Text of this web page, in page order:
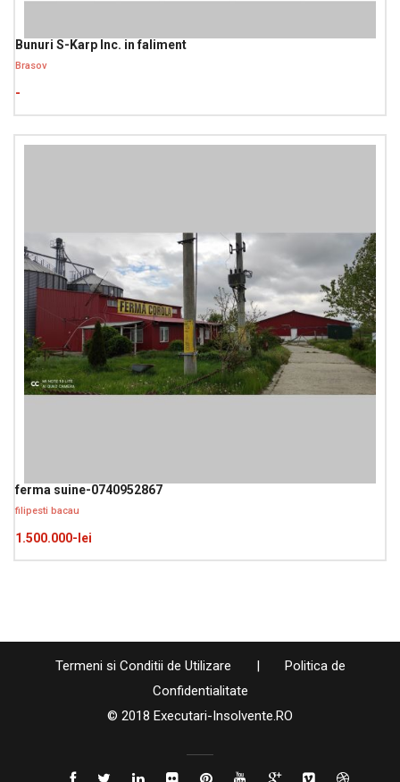
Bunuri S-Karp Inc. in faliment
Brasov
-
ferma suine-0740952867
filipesti bacau
1.500.000-lei
Termeni si Conditii de Utilizare | Politica de
Confidentialitate
© 2018 Executari-Insolvente.RO